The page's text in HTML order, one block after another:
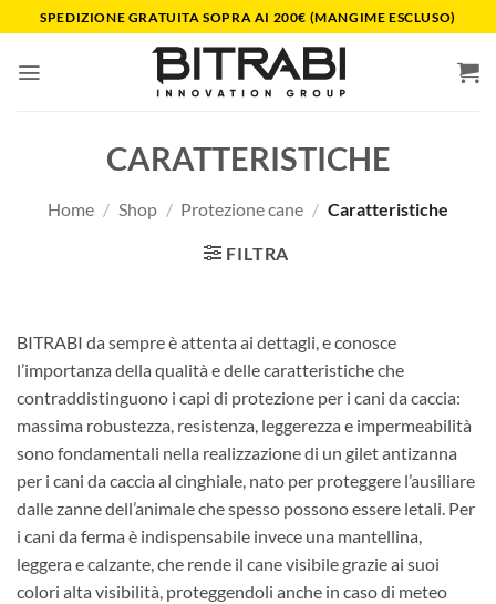
ai
contenuti
SPEDIZIONE GRATUITA SOPRA AI 200€ (MANGIME ESCLUSO)
CARATTERISTICHE
Home / Shop / Protezione cane / Caratteristiche
FILTRA
BITRABI da sempre è attenta ai dettagli, e conosce
l’importanza della qualità e delle caratteristiche che
contraddistinguono i capi di protezione per i cani da caccia:
massima robustezza, resistenza, leggerezza e impermeabilità
sono fondamentali nella realizzazione di un gilet antizanna
per i cani da caccia al cinghiale, nato per proteggere l’ausiliare
dalle zanne dell’animale che spesso possono essere letali. Per
i cani da ferma è indispensabile invece una mantellina,
leggera e calzante, che rende il cane visibile grazie ai suoi
colori alta visibilità, proteggendoli anche in caso di meteo